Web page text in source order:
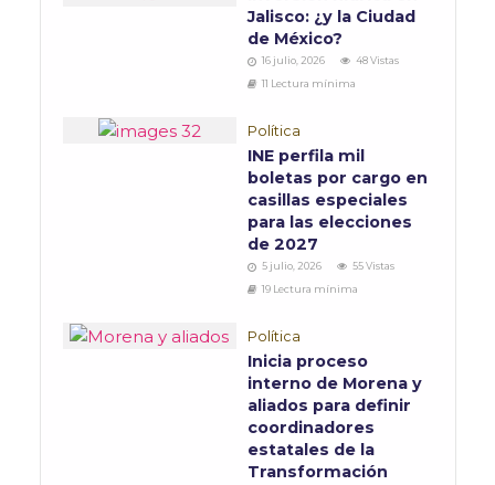
Jalisco: ¿y la Ciudad
de México?
16 julio, 2026
48 Vistas
11 Lectura mínima
Política
INE perfila mil
boletas por cargo en
casillas especiales
para las elecciones
de 2027
5 julio, 2026
55 Vistas
19 Lectura mínima
Política
Inicia proceso
interno de Morena y
aliados para definir
coordinadores
estatales de la
Transformación